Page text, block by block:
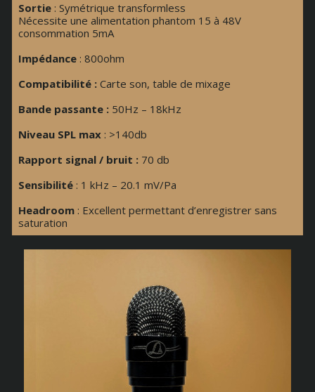
Sortie : Symétrique transformless
Nécessite une alimentation phantom 15 à 48V
consommation 5mA
Impédance : 800ohm
Compatibilité : Carte son, table de mixage
Bande passante : 50Hz – 18kHz
Niveau SPL max : >140db
Rapport signal / bruit : 70 db
Sensibilité : 1 kHz – 20.1 mV/Pa
Headroom : Excellent permettant d’enregistrer sans
saturation